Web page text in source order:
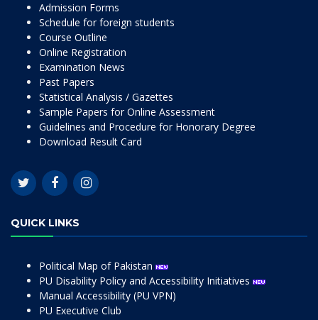
Admission Forms
Schedule for foreign students
Course Outline
Online Registration
Examination News
Past Papers
Statistical Analysis / Gazettes
Sample Papers for Online Assessment
Guidelines and Procedure for Honorary Degree
Download Result Card
QUICK LINKS
Political Map of Pakistan
PU Disability Policy and Accessibility Initiatives
Manual Accessibility (PU VPN)
PU Executive Club